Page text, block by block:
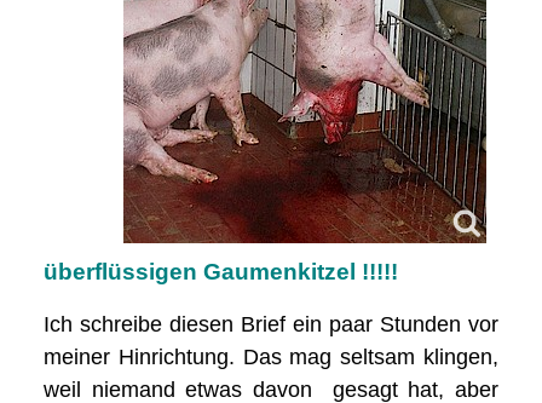
überflüssigen Gaumenkitzel !!!!!
Ich schreibe diesen Brief ein paar Stunden vor
meiner Hinrichtung. Das mag seltsam klingen,
weil niemand etwas davon gesagt hat, aber